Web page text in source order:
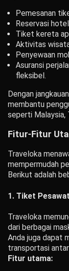
Pemesanan
Reservasi
Tiket kereta
Aktivitas
Penyewaan
Asuransi
fleksibel.
Dengan
membantu
seperti Malaysia,
Fitur-Fitur
Traveloka
mempermudah
Berikut adalah
1. Tiket
Traveloka
dari berbagai
Anda juga dapat
transportasi
Fitur utama: